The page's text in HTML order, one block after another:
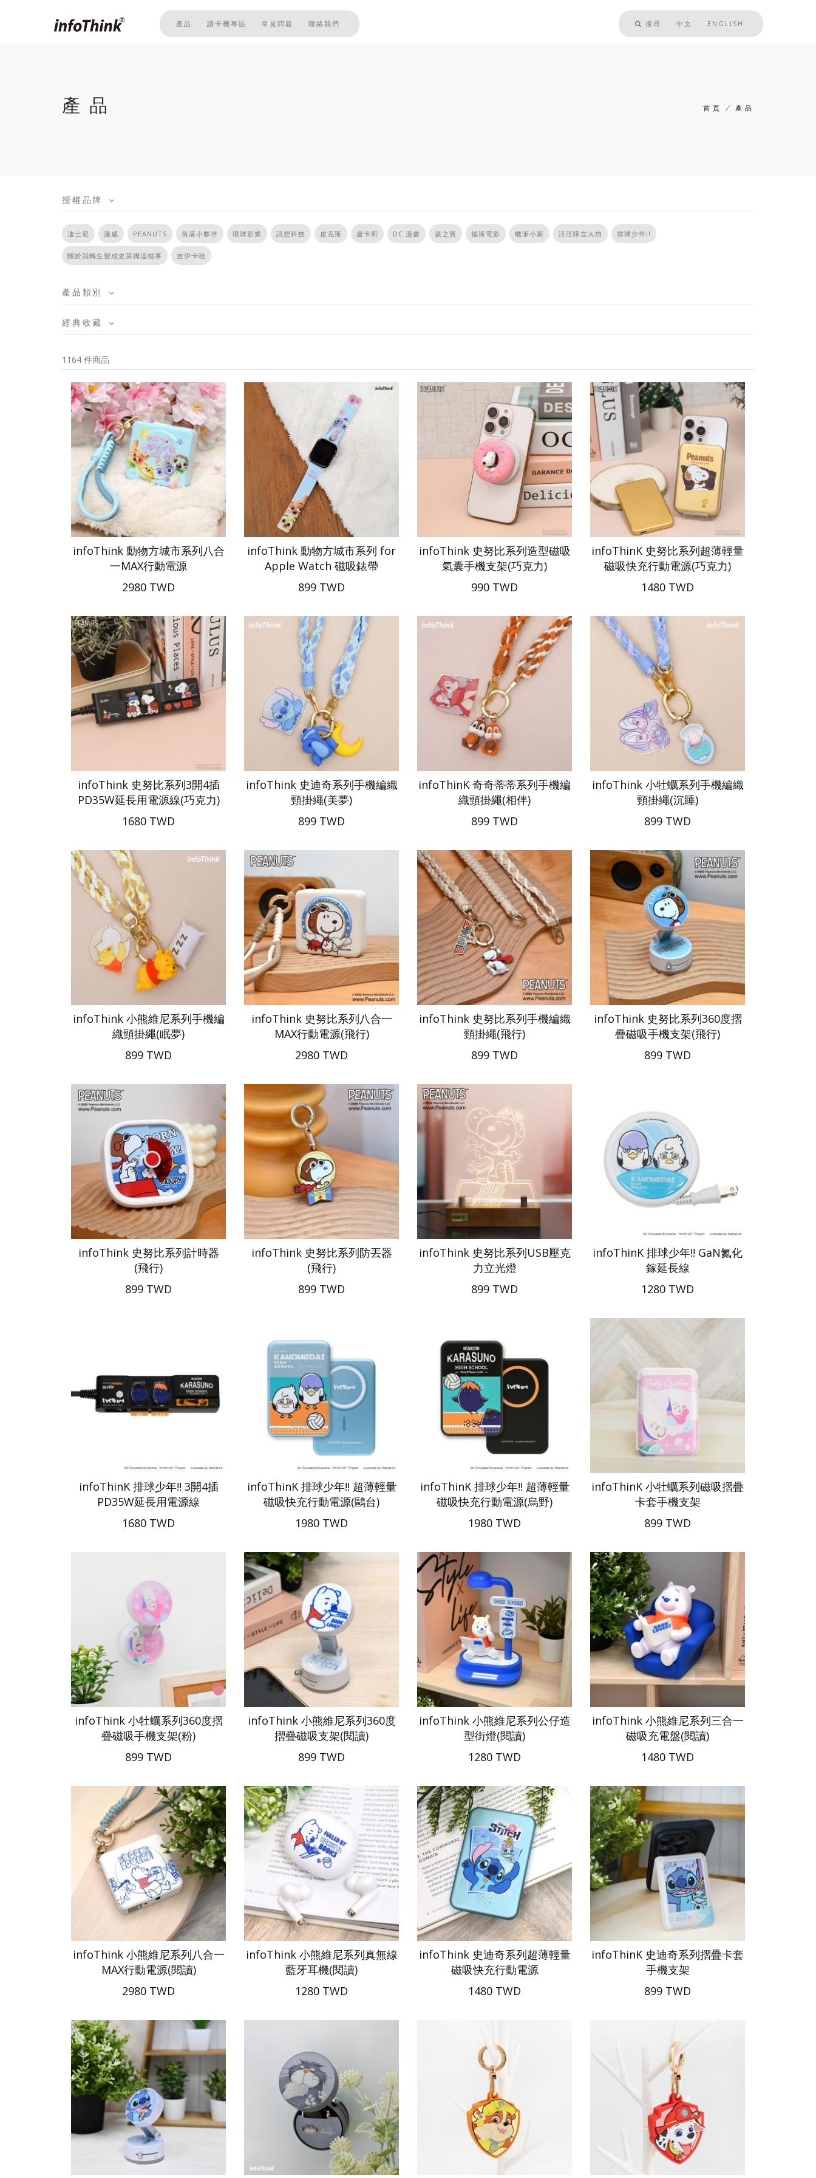
產品 讀卡機專區 常見問題 聯絡我們 搜尋 中文 ENGLISH
產品 首頁 / 產品
授權品牌
迪士尼 漫威 PEANUTS 角落小夥伴 環球影業 訊想科技 皮克斯 盧卡斯 DC 漫畫 孩之寶 福斯電影 蠟筆小新 汪汪隊立大功 排球少年!!
關於我轉生變成史萊姆這檔事 吉伊卡哇
產品類別
經典收藏
1164 件商品
infoThink 動物方城市系列八合
一MAX行動電源
2980 TWD
infoThink 動物方城市系列 for
Apple Watch 磁吸錶帶
899 TWD
infoThink 史努比系列造型磁吸
氣囊手機支架(巧克力)
990 TWD
infoThinK 史努比系列超薄輕量
磁吸快充行動電源(巧克力)
1480 TWD
infoThink 史努比系列3開4插
PD35W延長用電源線(巧克力)
1680 TWD
infoThink 史迪奇系列手機編織
頸掛繩(美夢)
899 TWD
infoThinK 奇奇蒂蒂系列手機編
織頸掛繩(相伴)
899 TWD
infoThink 小牡蠣系列手機編織
頸掛繩(沉睡)
899 TWD
infoThink 小熊維尼系列手機編
織頸掛繩(眠夢)
899 TWD
infoThink 史努比系列八合一
MAX行動電源(飛行)
2980 TWD
infoThink 史努比系列手機編織
頸掛繩(飛行)
899 TWD
infoThink 史努比系列360度摺
疊磁吸手機支架(飛行)
899 TWD
infoThink 史努比系列計時器
(飛行)
899 TWD
infoThink 史努比系列防丟器
(飛行)
899 TWD
infoThink 史努比系列USB壓克
力立光燈
899 TWD
infoThinK 排球少年!! GaN氮化
鎵延長線
1280 TWD
infoThinK 排球少年!! 3開4插
PD35W延長用電源線
1680 TWD
infoThinK 排球少年!! 超薄輕量
磁吸快充行動電源(鷗台)
1980 TWD
infoThinK 排球少年!! 超薄輕量
磁吸快充行動電源(烏野)
1980 TWD
infoThinK 小牡蠣系列磁吸摺疊
卡套手機支架
899 TWD
infoThink 小牡蠣系列360度摺
疊磁吸手機支架(粉)
899 TWD
infoThink 小熊維尼系列360度
摺疊磁吸支架(閱讀)
899 TWD
infoThink 小熊維尼系列公仔造
型街燈(閱讀)
1280 TWD
infoThink 小熊維尼系列三合一
磁吸充電盤(閱讀)
1480 TWD
infoThink 小熊維尼系列八合一
MAX行動電源(閱讀)
2980 TWD
infoThink 小熊維尼系列真無線
藍牙耳機(閱讀)
1280 TWD
infoThink 史迪奇系列超薄輕量
磁吸快充行動電源
1480 TWD
infoThinK 史迪奇系列摺疊卡套
手機支架
899 TWD